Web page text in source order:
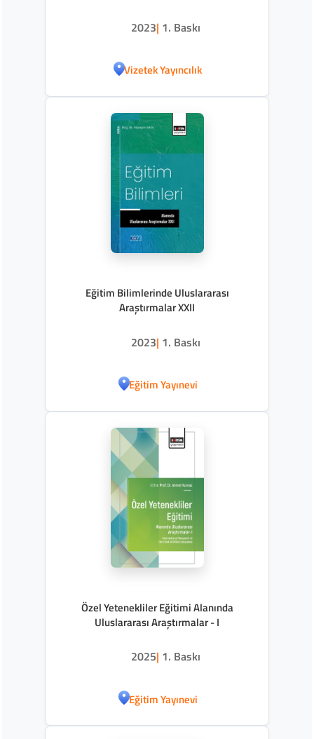
2023| 1. Baskı
Vizetek Yayıncılık
Eğitim Bilimlerinde Uluslararası
Araştırmalar XXII
2023| 1. Baskı
Eğitim Yayınevi
Özel Yetenekliler Eğitimi Alanında
Uluslararası Araştırmalar - I
2025| 1. Baskı
Eğitim Yayınevi